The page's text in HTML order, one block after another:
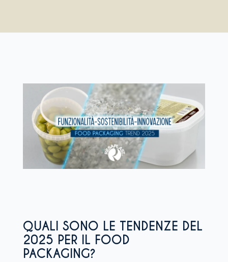
QUALI SONO LE TENDENZE DEL
2025 PER IL FOOD
PACKAGING?